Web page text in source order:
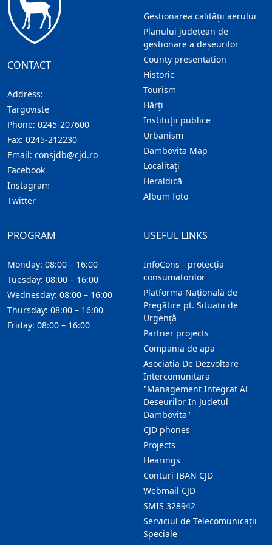
CONTACT
Address:
Targoviste
Phone: 0245-207600
Fax: 0245-212230
Email: consjdb@cjd.ro
Facebook
Instagram
Twitter
Gestionarea calității aerului
Planului județean de
gestionare a deșeurilor
County presentation
Historic
Tourism
Hărţi
Instituţii publice
Urbanism
Dambovita Map
Localitaţi
Heraldică
Album foto
USEFUL LINKS
InfoCons - protecția
consumatorilor
Platforma Națională de
Pregătire pt. Situații de
Urgență
Partner projects
Compania de apa
Asociatia De Dezvoltare
Intercomunitara
"Management Integrat Al
Deseurilor In Judetul
Dambovita"
CJD phones
Projects
Hearings
Conturi IBAN CJD
Webmail CJD
SMIS 328942
Serviciul de Telecomunicații
Speciale
PROGRAM
Monday: 08:00 – 16:00
Tuesday: 08:00 – 16:00
Wednesday: 08:00 – 16:00
Thursday: 08:00 – 16:00
Friday: 08:00 – 16:00